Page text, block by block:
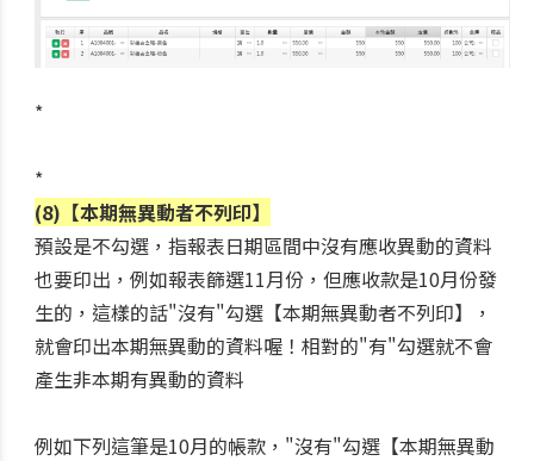
*
*
(8)【本期無異動者不列印】
預設是不勾選，指報表日期區間中沒有應收異動的資料
也要印出，例如報表篩選11月份，但應收款是10月份發
生的，這樣的話"沒有"勾選【本期無異動者不列印】，
就會印出本期無異動的資料喔！相對的"有"勾選就不會
產生非本期有異動的資料
例如下列這筆是10月的帳款，"沒有"勾選【本期無異動